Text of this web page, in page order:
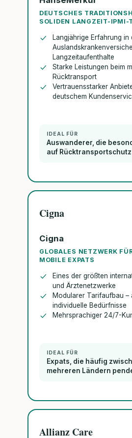
DEUTSCHES
SOLIDEN LANGZEIT-IPMI-
Langjährige Erfahrung in
Langzeitaufenthalte
Starke Leistungen beim
Rücktransport
Vertrauensstarker
deutschem
IDEAL FÜR
Auswanderer, die
auf
Cigna
Cigna
GLOBALES NETZWERK
MOBILE EXPATS
Eines der größten
und Ärztenetzwerke
Modularer Tarifaufbau –
individuelle Bedürfnisse
Mehrsprachiger 24/7-
IDEAL FÜR
Expats, die häufig
mehreren Ländern
Allianz Care